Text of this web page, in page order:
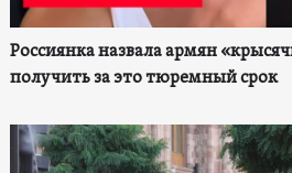
Россиянка назвала армян
получить за это тюремный срок